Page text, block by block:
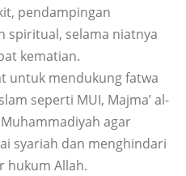
pendampingan
spiritual, selama niatnya
kematian.
untuk mendukung fatwa
seperti MUI, Majma’ al-
agar
syariah dan menghindari
hukum Allah.